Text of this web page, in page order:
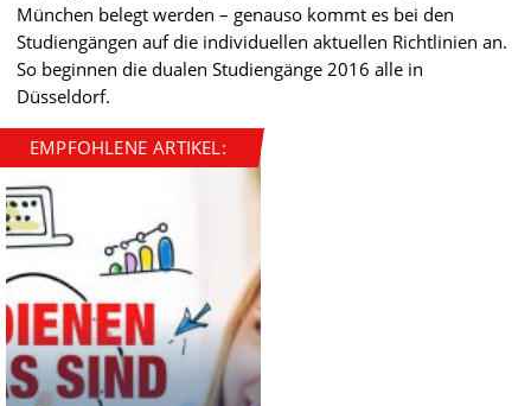
München belegt werden – genauso kommt es bei den
Studiengängen auf die individuellen aktuellen Richtlinien an.
So beginnen die dualen Studiengänge 2016 alle in
Düsseldorf.
EMPFOHLENE ARTIKEL: